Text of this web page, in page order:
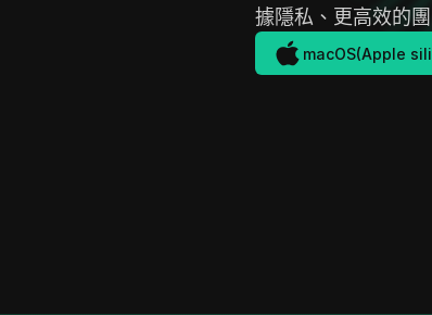
據隱私、更高效的團
macOS(Apple